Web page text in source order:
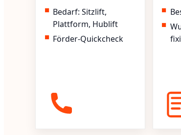
Bedarf: Sitzlift,
Plattform, Hublift
Förder-Quickcheck